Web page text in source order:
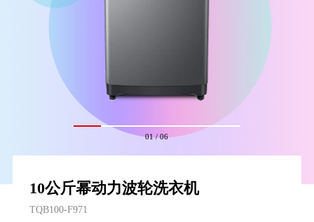
01/06
10公斤幂动力波轮洗衣机
TQB100-F971